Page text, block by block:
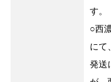
す。
○西
にて
発送